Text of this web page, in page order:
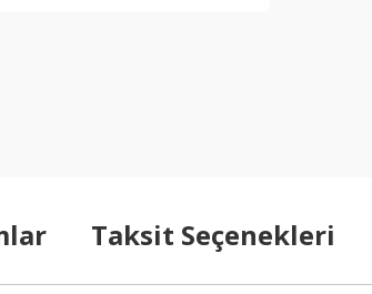
Taksit Seçenekleri